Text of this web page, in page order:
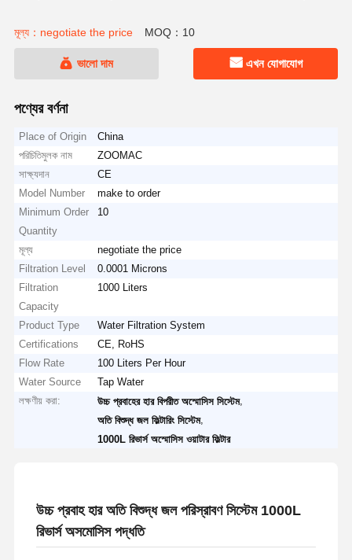
মূল্য：negotiate the price MOQ：10
ভালো দাম এখন যোগাযোগ
পণ্যের বর্ণনা
Place of Origin
China
পরিচিতিমুলক নাম
ZOOMAC
সাক্ষ্যদান
CE
Model Number
make to order
Minimum Order
Quantity
10
মূল্য
negotiate the price
Filtration Level
0.0001 Microns
Filtration
Capacity
1000 Liters
Product Type
Water Filtration System
Certifications
CE, RoHS
Flow Rate
100 Liters Per Hour
Water Source
Tap Water
লক্ষণীয় করা:
উচ্চ প্রবাহের হার বিপরীত অস্মোসিস সিস্টেম,
অতি বিশুদ্ধ জল ফিল্টারিং সিস্টেম,
1000L রিভার্স অস্মোসিস ওয়াটার ফিল্টার
উচ্চ প্রবাহ হার অতি বিশুদ্ধ জল পরিস্রাবণ সিস্টেম 1000L
রিভার্স অসমোসিস পদ্ধতি